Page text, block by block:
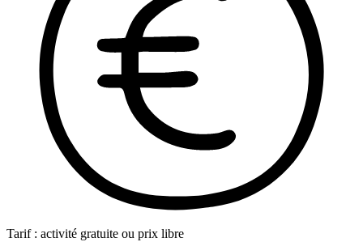
Tarif : activité gratuite ou prix libre